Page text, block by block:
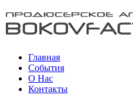
Главная
События
О Нас
Контакты